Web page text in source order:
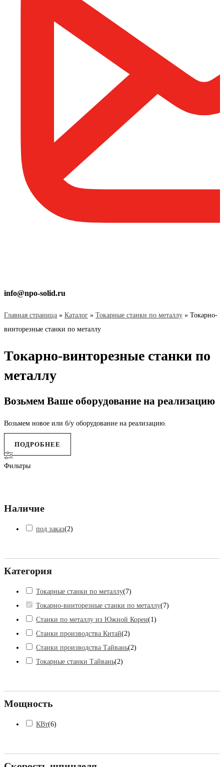
info@npo-solid.ru
Главная страница » Каталог » Токарные станки по металлу » Токарно-
винторезные станки по металлу
Токарно-винторезные станки по
металлу
Возьмем Ваше оборудование на реализацию
Возьмем новое или б/у оборудование на реализацию.
ПОДРОБНЕЕ
Фильтры
Наличие
под заказ(2)
Категория
Токарные станки по металлу(7)
Токарно-винторезные станки по металлу(7)
Станки по металлу из Южной Кореи(1)
Станки производства Китай(2)
Станки производства Тайвань(2)
Токарные станки Тайвань(2)
Мощность
КВт(6)